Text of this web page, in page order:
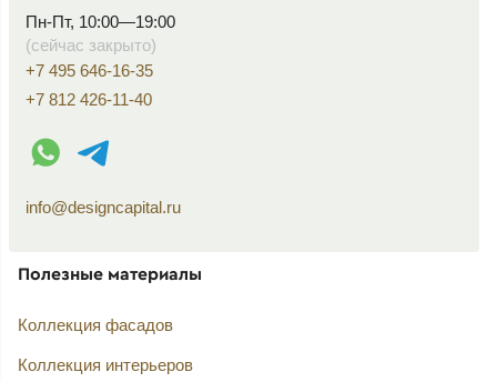
Пн-Пт, 10:00—19:00
(сейчас закрыто)
+7 495 646-16-35
+7 812 426-11-40
WhatsApp контакт
Telegram контакт
info@designcapital.ru
Полезные материалы
Коллекция фасадов
Коллекция интерьеров